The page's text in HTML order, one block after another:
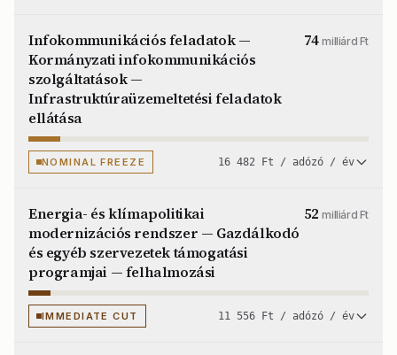
Infokommunikációs feladatok —
Kormányzati infokommunikációs
szolgáltatások —
Infrastruktúraüzemeltetési feladatok
ellátása
74milliárd Ft
NOMINAL FREEZE 16 482 Ft / adózó / év
Energia- és klímapolitikai
modernizációs rendszer — Gazdálkodó
és egyéb szervezetek támogatási
programjai — felhalmozási
52milliárd Ft
IMMEDIATE CUT 11 556 Ft / adózó / év